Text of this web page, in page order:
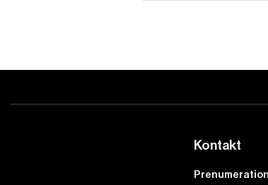
Kontakt